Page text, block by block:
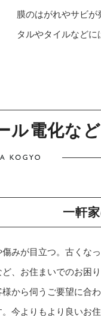
膜のはがれやサビ
タルやタイルなどに
ル電化な
一軒
みが目立つ。古くな
、お住まいでのお困
様から伺うご要望に合
。今よりもより良いお